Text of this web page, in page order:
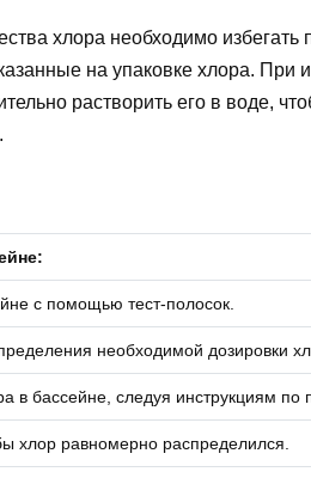
хлора необходимо избегать
на упаковке хлора. При
растворить его в воде,
с помощью тест-полосок.
необходимой дозировки
в бассейне, следуя инструкциям по
хлор равномерно распределился.